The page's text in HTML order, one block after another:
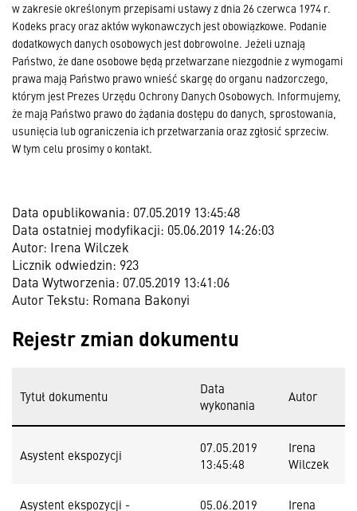
w zakresie określonym przepisami ustawy z dnia 26 czerwca 1974 r.
Kodeks pracy oraz aktów wykonawczych jest obowiązkowe. Podanie
dodatkowych danych osobowych jest dobrowolne. Jeżeli uznają
Państwo, że dane osobowe będą przetwarzane niezgodnie z wymogami
prawa mają Państwo prawo wnieść skargę do organu nadzorczego,
którym jest Prezes Urzędu Ochrony Danych Osobowych. Informujemy,
że mają Państwo prawo do żądania dostępu do danych, sprostowania,
usunięcia lub ograniczenia ich przetwarzania oraz zgłosić sprzeciw.
W tym celu prosimy o kontakt.
Data opublikowania: 07.05.2019 13:45:48
Data ostatniej modyfikacji: 05.06.2019 14:26:03
Autor: Irena Wilczek
Licznik odwiedzin: 923
Data Wytworzenia: 07.05.2019 13:41:06
Autor Tekstu: Romana Bakonyi
Rejestr zmian dokumentu
Tytuł dokumentu
Data
wykonania
Autor
Asystent ekspozycji
07.05.2019
13:45:48
Irena
Wilczek
Asystent ekspozycji - 05.06.2019 Irena